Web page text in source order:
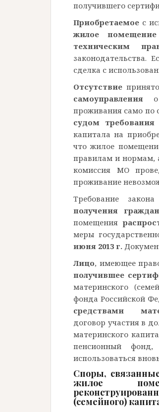
получившего
Приобретаемое с
жилое
техническим
сделка с
Отсутствие
самоуправления о
проживания само по
судом требования
капитала на
что жилое
правилам и нормам,
комиссия МО
проживание
Требование
получения
помещения
меры
июня 2013 г.
Лицо, имеющее
получившее
материнского
фонда Российской
средствами
договор участия в
материнского
пенсионный
использоваться
Споры,
жилое
(семейного)